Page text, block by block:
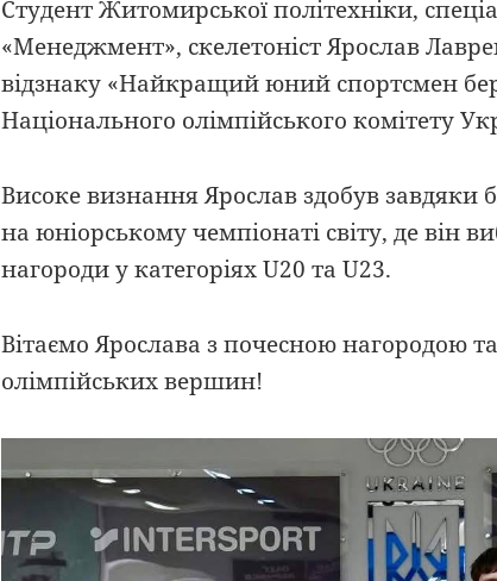
Студент Житомирської політехніки,
«Менеджмент», скелетоніст Ярослав
відзнаку «Найкращий юний спортсмен
Національного олімпійського комітету
Високе визнання Ярослав здобув завдяки
на юніорському чемпіонаті світу, де він
нагороди у категоріях U20 та U23.
Вітаємо Ярослава з почесною нагородою
олімпійських вершин!